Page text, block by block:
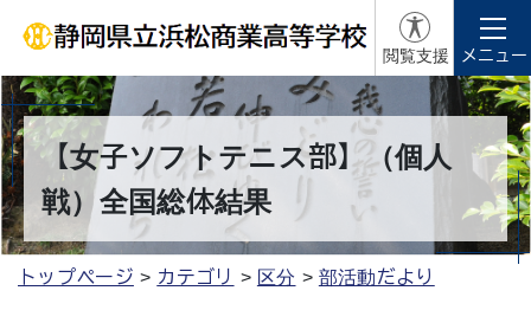
閲覧支援 メニュー
【女子ソフトテニス部】（個人
戦）全国総体結果
トップページ カテゴリ 区分 部活動だより